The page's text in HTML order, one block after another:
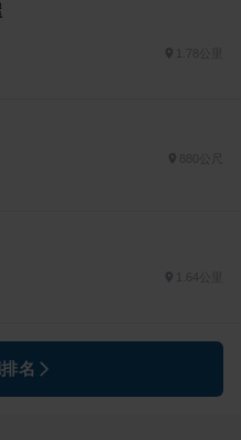
1.64公里
名